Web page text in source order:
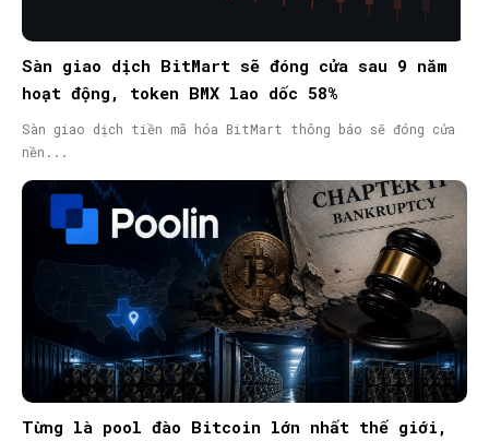
Sàn giao dịch BitMart sẽ đóng cửa sau 9 năm
hoạt động, token BMX lao dốc 58%
Sàn giao dịch tiền mã hóa BitMart thông báo sẽ đóng cửa
nền...
Từng là pool đào Bitcoin lớn nhất thế giới,